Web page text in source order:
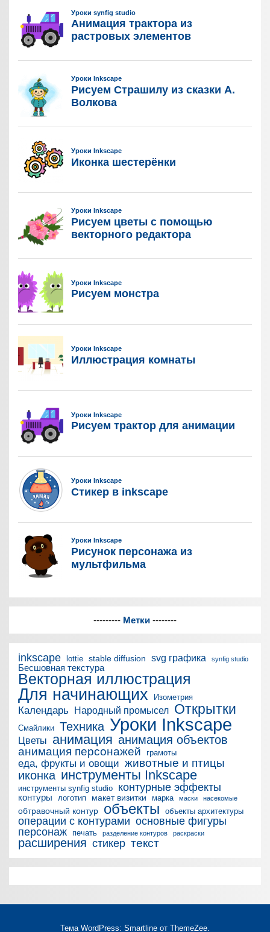
--------- Метки --------
inkscape lottie stable diffusion svg графика synfig studio
Бесшовная текстура
Векторная иллюстрация
Для начинающих Изометрия
Календарь Народный промысел Открытки
Смайлики Техника Уроки Inkscape
Цветы анимация анимация объектов
анимация персонажей грамоты
еда, фрукты и овощи животные и птицы
иконка инструменты Inkscape
инструменты synfig studio контурные эффекты
контуры логотип макет визитки марка маски насекомые
обтравочный контур объекты объекты архитектуры
операции с контурами основные фигуры
персонаж
печать разделение контуров раскраски
расширения стикер текст
Тема WordPress: Smartline от ThemeZee.